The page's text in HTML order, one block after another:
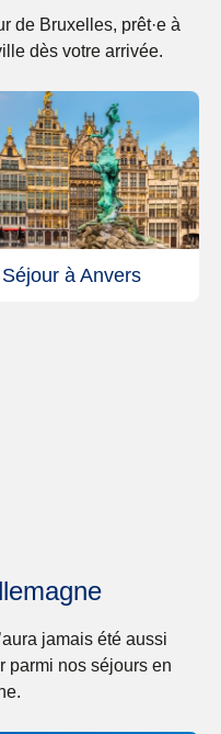
de Bruxelles, prêt·e à
dès votre arrivée.
Séjour à Anvers
jamais été aussi
parmi nos séjours en